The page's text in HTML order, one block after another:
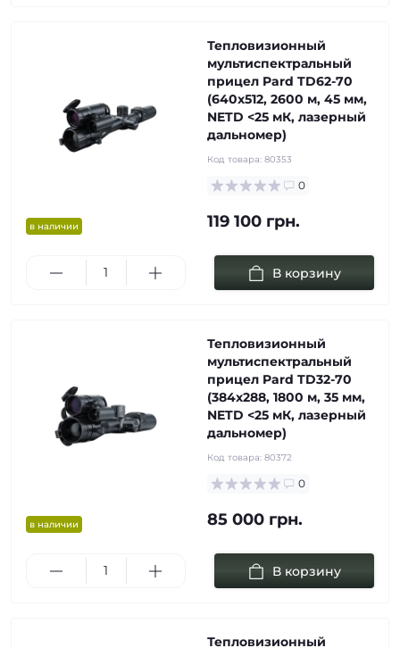
в наличии
Тепловизионный
мультиспектральный
прицел Pard TD62-70
(640х512, 2600 м, 45 мм,
NETD <25 мК, лазерный
дальномер)
Код товара: 80353
0
119 100 грн.
В корзину
в наличии
Тепловизионный
мультиспектральный
прицел Pard TD32-70
(384х288, 1800 м, 35 мм,
NETD <25 мК, лазерный
дальномер)
Код товара: 80372
0
85 000 грн.
В корзину
Тепловизионный